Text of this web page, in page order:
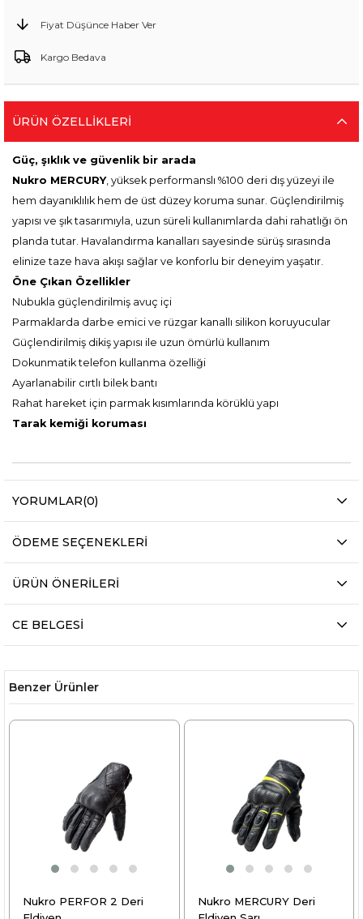
Fiyat Düşünce Haber Ver
Kargo Bedava
ÜRÜN ÖZELLIKLERI
Güç, şıklık ve güvenlik bir arada
Nukro MERCURY, yüksek performanslı %100 deri dış yüzeyi ile
hem dayanıklılık hem de üst düzey koruma sunar. Güçlendirilmiş
yapısı ve şık tasarımıyla, uzun süreli kullanımlarda dahi rahatlığı ön
planda tutar. Havalandırma kanalları sayesinde sürüş sırasında
elinize taze hava akışı sağlar ve konforlu bir deneyim yaşatır.
Öne Çıkan Özellikler
Nubukla güçlendirilmiş avuç içi
Parmaklarda darbe emici ve rüzgar kanallı silikon koruyucular
Güçlendirilmiş dikiş yapısı ile uzun ömürlü kullanım
Dokunmatik telefon kullanma özelliği
Ayarlanabilir cırtlı bilek bantı
Rahat hareket için parmak kısımlarında körüklü yapı
Tarak kemiği koruması
YORUMLAR(0)
ÖDEME SEÇENEKLERI
ÜRÜN ÖNERILERI
CE BELGESİ
Benzer Ürünler
Deri
Nukro MERCURY Deri
Nukro MERCURY